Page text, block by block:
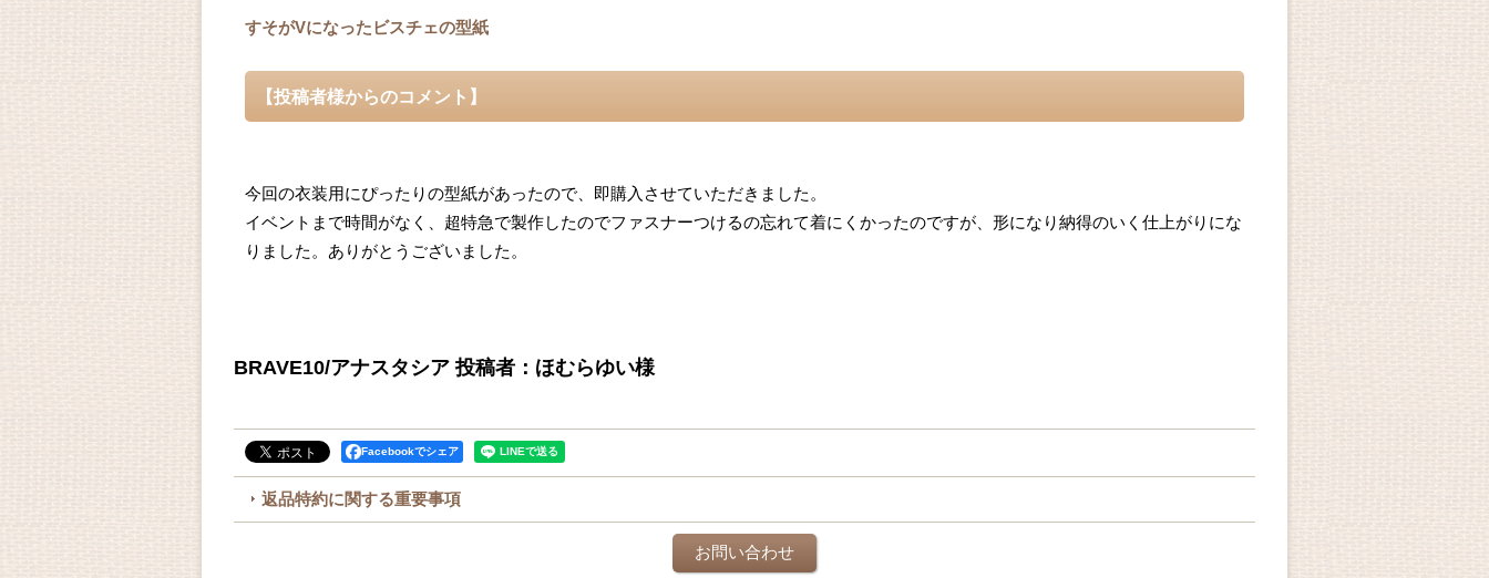
すそがVになったビスチェの型紙
【投稿者様からのコメント】
今回の衣装用にぴったりの型紙があったので、即購入させていただきました。
イベントまで時間がなく、超特急で製作したのでファスナーつけるの忘れて着にくかったのですが、形になり納得のいく仕上がりにな
りました。ありがとうございました。
BRAVE10/アナスタシア 投稿者：ほむらゆい様
Facebookでシェア
返品特約に関する重要事項
お問い合わせ